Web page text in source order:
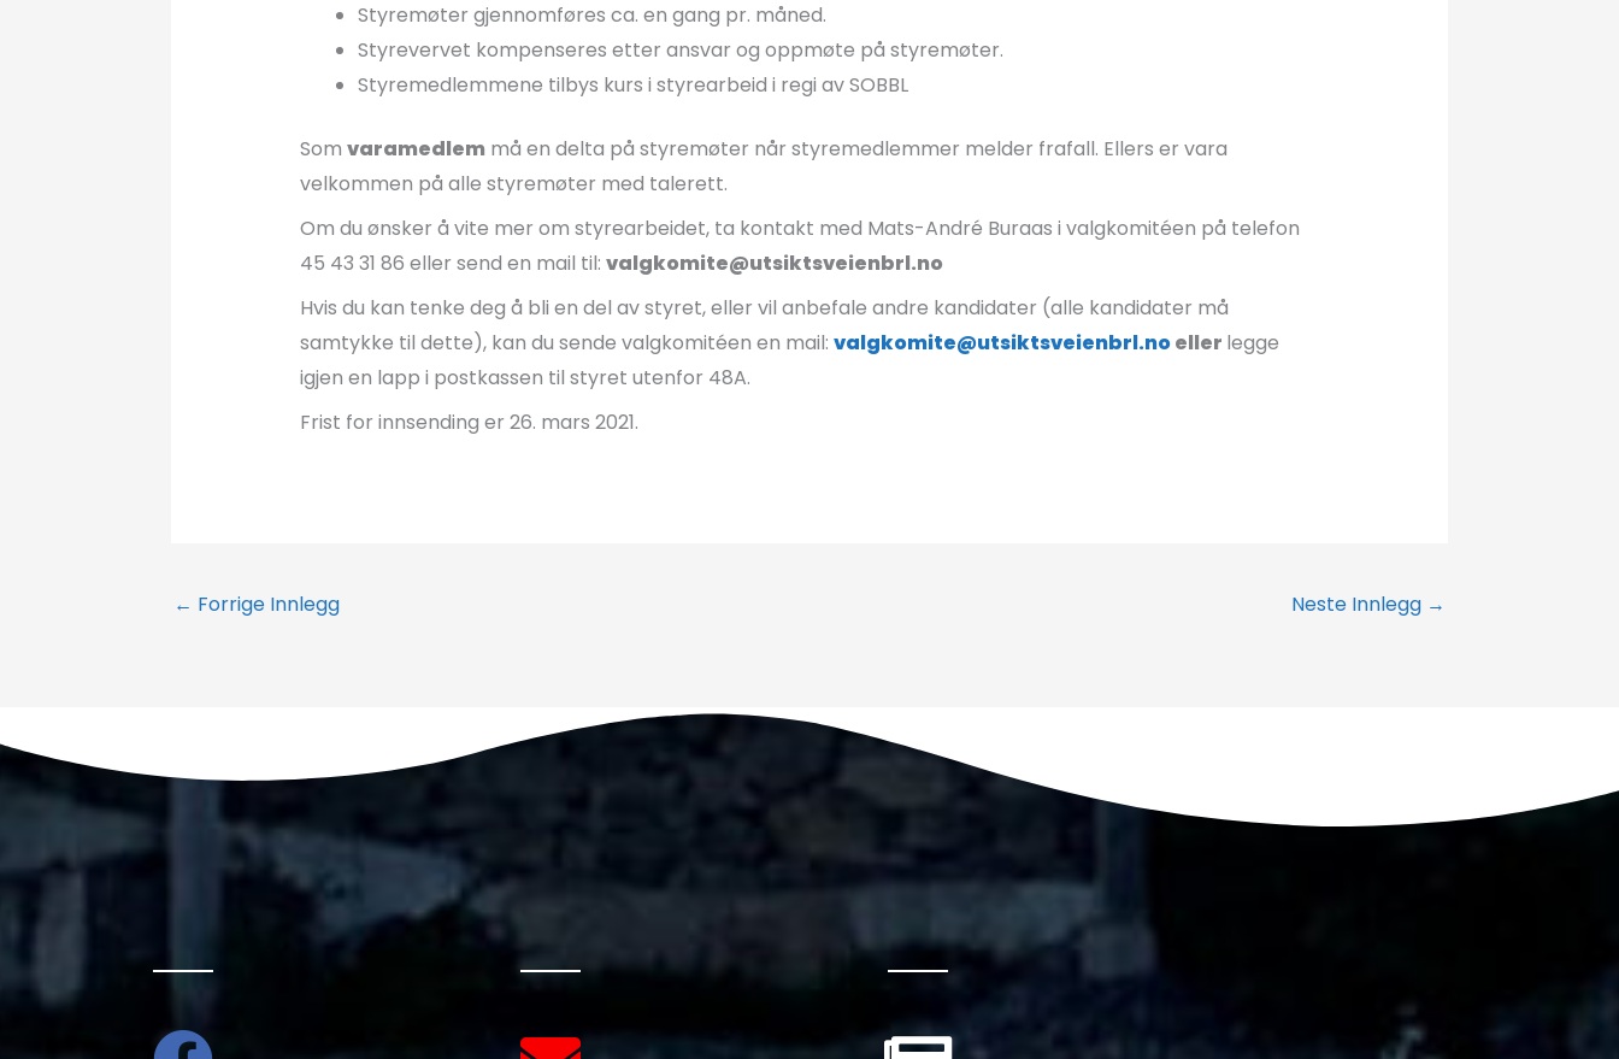
Styremøter gjennomføres ca. en gang pr. måned.
Styrevervet kompenseres etter ansvar og oppmøte på styremøter.
Styremedlemmene tilbys kurs i styrearbeid i regi av SOBBL
Som varamedlemmå en delta på styremøter når styremedlemmer melder frafall. Ellers er vara
velkommen på alle styremøter med talerett.
Om du ønsker å vite mer om styrearbeidet, ta kontakt med Mats-André Buraas i valgkomitéen på telefon
45 43 31 86 eller send en mail til: valgkomite@utsiktsveienbrl.no
Hvis du kan tenke deg å bli en del av styret, eller vil anbefale andre kandidater (alle kandidater må
samtykke til dette), kan du sende valgkomitéen en mail: valgkomite@utsiktsveienbrl.noeller legge
igjen en lapp i postkassen til styret utenfor 48A.
Frist for innsending er 26. mars 2021.
← Forrige Innlegg Neste Innlegg →